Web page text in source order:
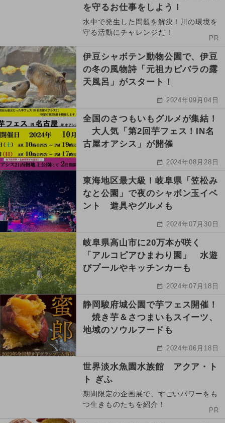
を守るお仕事をしよう！
水中で発生した問題を解決！川の環境を
守る活動にチャレンジだ！
PR
伊豆シャボテン動物公園で、伊豆
の冬の風物詩「元祖カピバラの露
天風呂」がスタート！
2024年09月04日
全国のさつもいもグルメが集結！
大人気「第2回芋フェス！IN名
古屋オアシス」が開催
2024年08月28日
東海地区最大級！岐阜県「笠松み
なと公園」で夜のシャボン玉イベ
ント 遊具やグルメも
2024年07月30日
岐阜県高山市に20万本が咲く
「アルコピアひまわり園」 水遊
びプールやキッチンカーも
2024年07月18日
静岡駿府城公園で芋フェス開催！
焼き芋＆さつまいもスイーツ、
地域のソウルフードも
2024年06月18日
世界淡水魚園水族館 アクア・ト
ト ぎふ
期間限定の企画展で、すごいパワーをも
つ生きものたちを紹介！
PR